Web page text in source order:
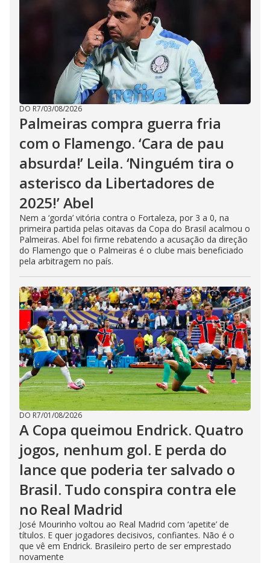
DO R7/03/08/2026
Palmeiras compra guerra fria
com o Flamengo. ‘Cara de pau
absurda!’ Leila. ‘Ninguém tira o
asterisco da Libertadores de
2025!’ Abel
Nem a ‘gorda’ vitória contra o Fortaleza, por 3 a 0, na
primeira partida pelas oitavas da Copa do Brasil acalmou o
Palmeiras. Abel foi firme rebatendo a acusação da direção
do Flamengo que o Palmeiras é o clube mais beneficiado
pela arbitragem no país.
DO R7/01/08/2026
A Copa queimou Endrick. Quatro
jogos, nenhum gol. E perda do
lance que poderia ter salvado o
Brasil. Tudo conspira contra ele
no Real Madrid
José Mourinho voltou ao Real Madrid com ‘apetite’ de
títulos. E quer jogadores decisivos, confiantes. Não é o
que vê em Endrick. Brasileiro perto de ser emprestado
novamente